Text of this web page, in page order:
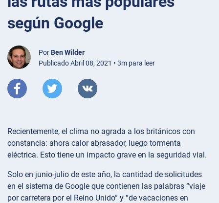
según Google
Por Ben Wilder
Publicado Abril 08, 2021 • 3m para leer
Recientemente, el clima no agrada a los británicos con
constancia: ahora calor abrasador, luego tormenta
eléctrica. Esto tiene un impacto grave en la seguridad vial.
Solo en junio-julio de este año, la cantidad de solicitudes
en el sistema de Google que contienen las palabras “viaje
por carretera por el Reino Unido” y “de vacaciones en